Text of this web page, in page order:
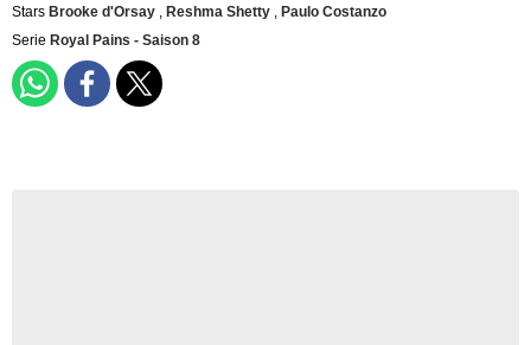
Stars Brooke d'Orsay , Reshma Shetty , Paulo Costanzo
Serie Royal Pains - Saison 8